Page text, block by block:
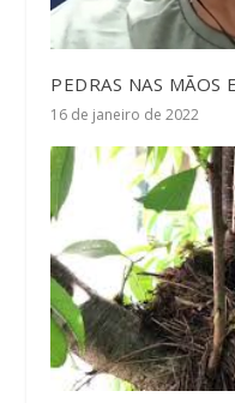
PEDRAS NAS MÃOS
16 de janeiro de 2022